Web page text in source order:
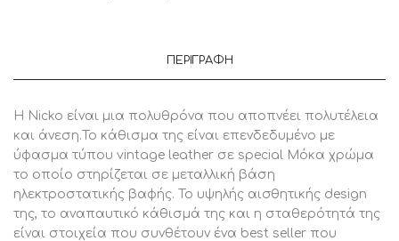
ΠΕΡΙΓΡΑΦΉ
Η Nicko είναι μια πολυθρόνα που αποπνέει πολυτέλεια
και άνεση.Το κάθισμα της είναι επενδεδυμένο με
ύφασμα τύπου vintage leather σε special Μόκα χρώμα
το οποίο στηρίζεται σε μεταλλική βάση
ηλεκτροστατικής βαφής. Το υψηλής αισθητικής design
της, το αναπαυτικό κάθισμά της και η σταθερότητά της
είναι στοιχεία που συνθέτουν ένα best seller που